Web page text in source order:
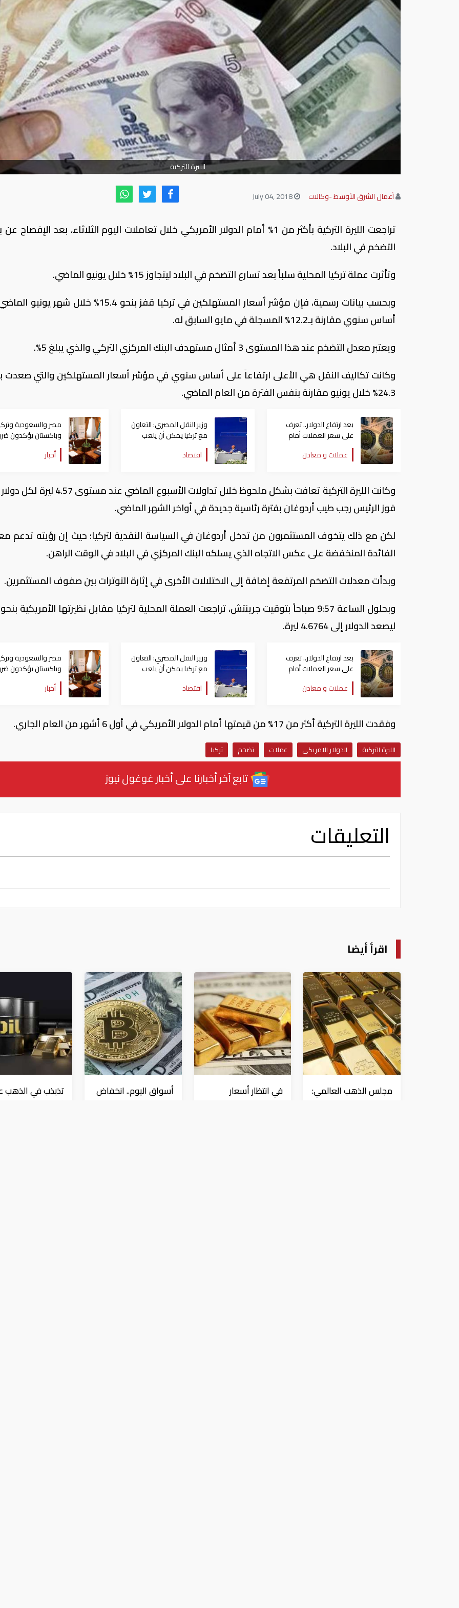
الليرة التركية
أعمال الشرق الأوسط -وكالات
تراجعت الليرة التركية بأكثر من 1% أمام الدولار الأمريكي خلال تعاملات اليوم الثلاثاء، بعد الإفصاح
التضخم في البلاد.
وتأثرت عملة تركيا المحلية سلباً بعد تسارع التضخم في البلاد ليتجاوز 15% خلال يونيو الماضي.
وبحسب بيانات رسمية، فإن مؤشر أسعار المستهلكين في تركيا قفز بنحو 15.4% خلال
أساس سنوي مقارنة بـ12.2% المسجلة في مايو السابق له.
ويعتبر معدل التضخم عند هذا المستوى 3 أمثال مستهدف البنك المركزي التركي والذي يبلغ 5%.
وكانت تكاليف النقل هي الأعلى ارتفاعاً على أساس سنوي في مؤشر أسعار المستهلكين والتي صعدت
24.3% خلال يونيو مقارنة بنفس الفترة من العام الماضي.
بعد ارتفاع الدولار.. تعرف
على سعر العملات أمام
الجنيه المصري اليوم
عملات و معادن
وزير النقل المصري: التعاون
مع تركيا يمكن أن يلعب
دوراً في التنمية بمنطقتنا
اقتصاد
مصر والسعودية
وباكستان يؤكدون
ضمان أمن الخليج في
السلام
أخبار
وكانت الليرة التركية تعافت بشكل ملحوظ خلال تداولات الأسبوع الماضي
فوز الرئيس رجب طيب أردوغان بفترة رئاسية جديدة في أواخر الشهر الماضي.
لكن مع ذلك يتخوف المستثمرون من تدخل أردوغان في السياسة النقدية لتركيا؛ حيث إن رؤيته تدعم
الفائدة المنخفضة على عكس الاتجاه الذي يسلكه البنك المركزي في البلاد في الوقت الراهن.
وبدأت معدلات التضخم المرتفعة إضافة إلى الاختلالات الأخرى في إثارة التوترات بين صفوف المستثمرين.
ليصعد الدولار إلى 4.6764 ليرة.
بعد ارتفاع الدولار.. تعرف
على سعر العملات أمام
الجنيه المصري اليوم
عملات و معادن
وزير النقل المصري: التعاون
مع تركيا يمكن أن يلعب
دوراً في التنمية بمنطقتنا
اقتصاد
مصر والسعودية
وباكستان يؤكدون
ضمان أمن الخليج في
السلام
أخبار
وفقدت الليرة التركية أكثر من 17% من قيمتها أمام الدولار الأمريكي في أول 6 أشهر من العام الجاري.
الليرة التركية الدولار الامريكي عملات تضخم تركيا
تابع آخر أخبارنا على أخبار غوغول نيوز
التعليقات
اقرأ أيضا
مجلس الذهب العالمي:
في انتظار أسعار
أسواق اليوم.. انخفاض
تذبذب في